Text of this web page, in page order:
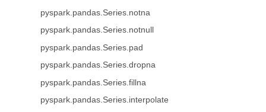
pyspark.pandas.Series.notna
pyspark.pandas.Series.notnull
pyspark.pandas.Series.pad
pyspark.pandas.Series.dropna
pyspark.pandas.Series.fillna
pyspark.pandas.Series.interpolate